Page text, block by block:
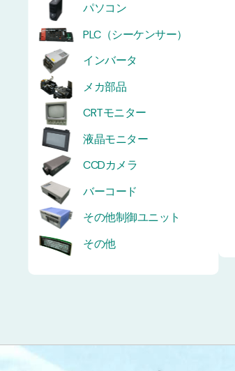
パソコン
PLC（シーケンサー）
インバータ
メカ部品
CRTモニター
液晶モニター
CCDカメラ
バーコード
その他制御ユニット
その他